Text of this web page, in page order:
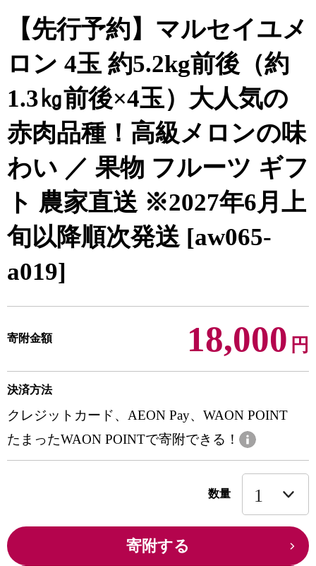
【先行予約】マルセイユメ
ロン 4玉 約5.2kg前後（約
1.3㎏前後×4玉）大人気の
赤肉品種！高級メロンの味
わい ／ 果物 フルーツ ギフ
ト 農家直送 ※2027年6月上
旬以降順次発送 [aw065-
a019]
寄附金額 18,000 円
決済方法
クレジットカード、AEON Pay、WAON POINT
たまったWAON POINTで寄附できる！
数量
寄附する